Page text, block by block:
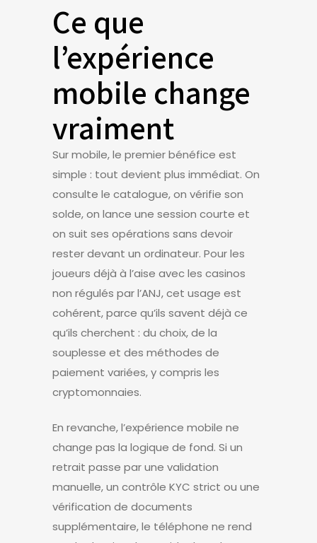
Ce que
l’expérience
mobile change
vraiment
Sur mobile, le premier bénéfice est
simple : tout devient plus immédiat. On
consulte le catalogue, on vérifie son
solde, on lance une session courte et
on suit ses opérations sans devoir
rester devant un ordinateur. Pour les
joueurs déjà à l’aise avec les casinos
non régulés par l’ANJ, cet usage est
cohérent, parce qu’ils savent déjà ce
qu’ils cherchent : du choix, de la
souplesse et des méthodes de
paiement variées, y compris les
cryptomonnaies.
En revanche, l’expérience mobile ne
change pas la logique de fond. Si un
retrait passe par une validation
manuelle, un contrôle KYC strict ou une
vérification de documents
supplémentaire, le téléphone ne rend